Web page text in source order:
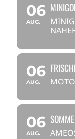
06
AUG.
06
AUG.
06
AUG.